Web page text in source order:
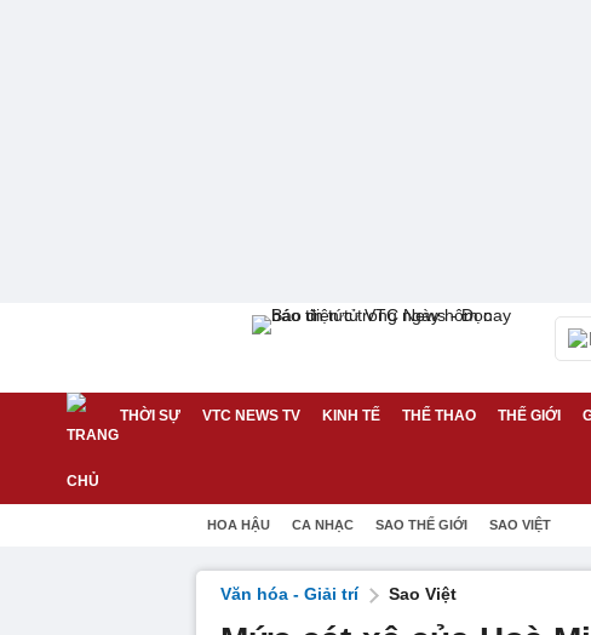
THỜI SỰ VTC NEWS TV KINH TẾ THỂ THAO THẾ GIỚI
HOA HẬU CA NHẠC SAO THẾ GIỚI SAO VIỆT
Văn hóa - Giải trí Sao Việt